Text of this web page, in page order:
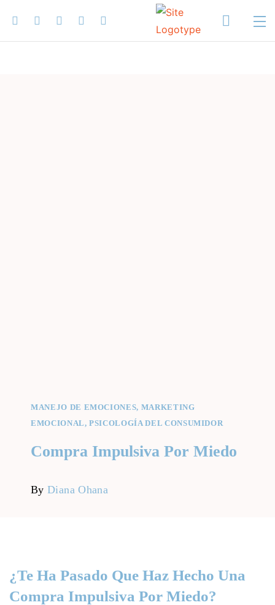
MANEJO DE EMOCIONES, MARKETING
EMOCIONAL,PSICOLOGÍA DEL CONSUMIDOR
Compra Impulsiva Por Miedo
ByDiana Ohana
¿Te Ha Pasado Que Haz Hecho Una
Compra Impulsiva Por Miedo?